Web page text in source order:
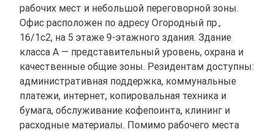
рабочих мест и небольшой переговорной зоны.
Офис расположен по адресу Огородный пр.,
16/1с2, на 5 этаже 9-этажного здания. Здание
класса A — представительный уровень, охрана и
качественные общие зоны. Резидентам доступны:
административная поддержка, коммунальные
платежи, интернет, копировальная техника и
бумага, обслуживание кофепоинта, клининг и
расходные материалы. Помимо рабочего места